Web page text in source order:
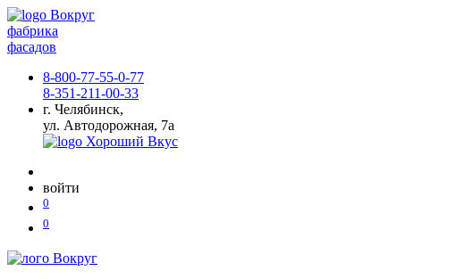
фабрика
фасадов
8-800-77-55-0-77
8-351-211-00-33
г. Челябинск,
ул. Автодорожная, 7а
войти
0
0